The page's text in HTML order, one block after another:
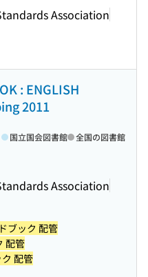
Association
: ENGLISH
2011
Association
国立国会図書館 全国の図書館
ブック 配管
配管
配管